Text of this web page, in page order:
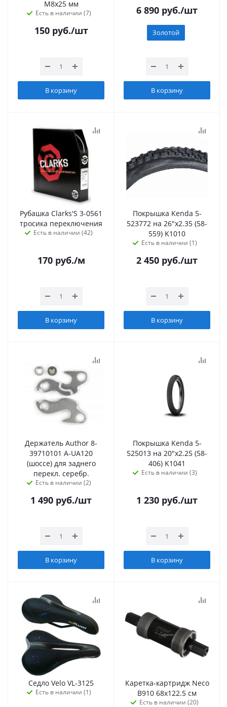
М8х25 мм
Есть в наличии (7)
150руб./шт
В корзину
6 890 руб./шт
Золотой
В корзину
Рубашка Сlarks'S 3-0561
тросика переключения
Есть в наличии (42)
170руб./м
В корзину
Покрышка Kenda 5-
523772 на 26"х2.35 (58-
559) K1010
Есть в наличии (1)
2 450 руб./шт
В корзину
Держатель Author 8-
39710101 A-UA120
(шоссе) для заднего
перекл. серебр.
Есть в наличии (2)
1 490 руб./шт
В корзину
Покрышка Kenda 5-
525013 на 20"х2.25 (58-
406) K1041
Есть в наличии (3)
1 230 руб./шт
В корзину
Седло Velo VL-3125
Есть в наличии (1)
Каретка-картридж Neco
В910 68х122.5 см
Есть в наличии (20)